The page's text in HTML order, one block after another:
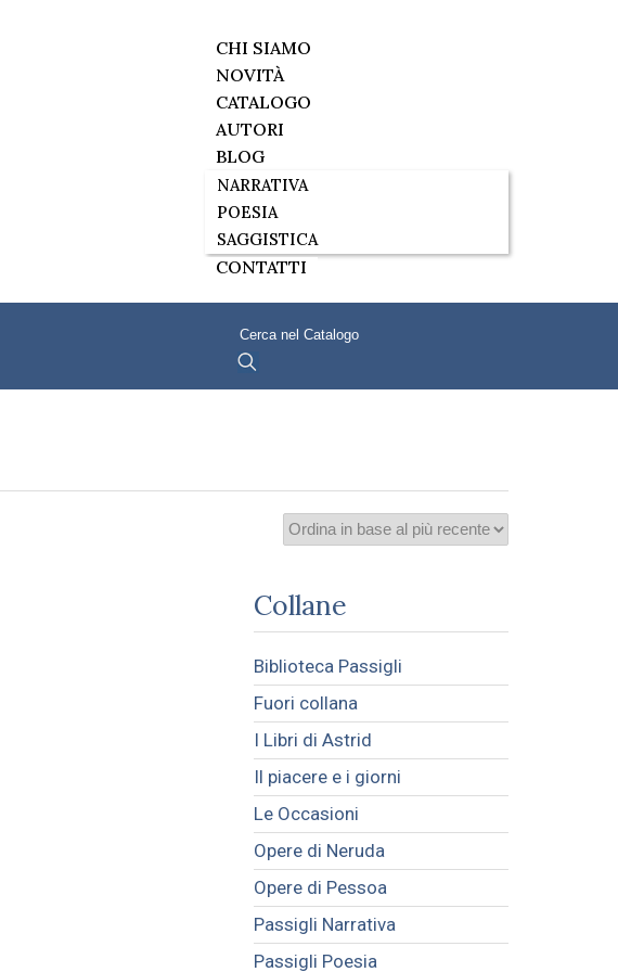
CHI SIAMO
NOVITÀ
CATALOGO
AUTORI
BLOG
NARRATIVA
POESIA
SAGGISTICA
CONTATTI
Collane
Biblioteca Passigli
Fuori collana
I Libri di Astrid
Il piacere e i giorni
Le Occasioni
Opere di Neruda
Opere di Pessoa
Passigli Narrativa
Passigli Poesia